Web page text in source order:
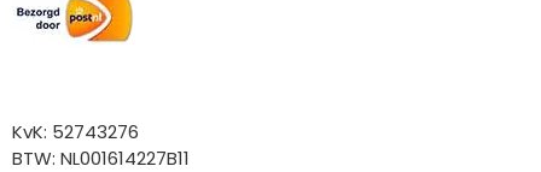
KvK: 52743276
BTW: NL001614227B11